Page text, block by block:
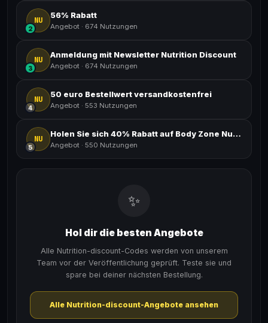
NU
2
56% Rabatt
Angebot · 674 Nutzungen
NU
3
Anmeldung mit Newsletter Nutrition Discount
Angebot · 674 Nutzungen
NU
4
50 euro Bestellwert versandkostenfrei
Angebot · 553 Nutzungen
NU
5
Holen Sie sich 40% Rabatt auf Body Zone Nutrition Discount
Angebot · 550 Nutzungen
✨
Hol dir die besten Angebote
Alle Nutrition-discount-Codes werden von unserem
Team vor der Veröffentlichung geprüft. Teste sie und
spare bei deiner nächsten Bestellung.
Alle Nutrition-discount-Angebote ansehen